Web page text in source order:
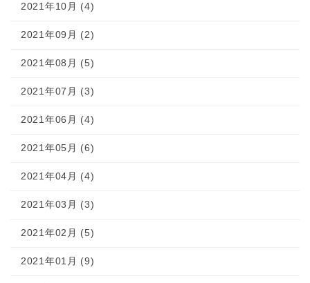
2021年10月 (4)
2021年09月 (2)
2021年08月 (5)
2021年07月 (3)
2021年06月 (4)
2021年05月 (6)
2021年04月 (4)
2021年03月 (3)
2021年02月 (5)
2021年01月 (9)